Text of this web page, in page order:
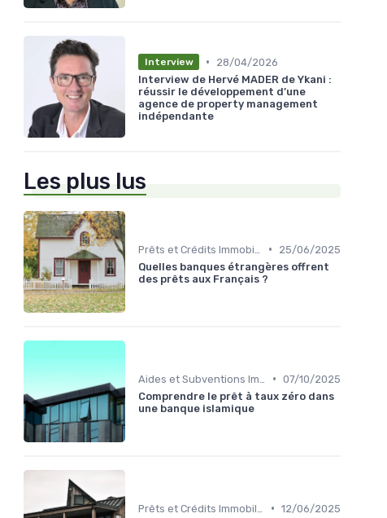
Interview •
28/04/2026
Interview de Hervé MADER de Ykani :
réussir le développement d’une
agence de property management
indépendante
Les plus lus
•
25/06/2025
Quelles banques étrangères offrent
des prêts aux Français ?
• 07/10/2025
Comprendre le prêt à taux zéro dans
une banque islamique
• 12/06/2025